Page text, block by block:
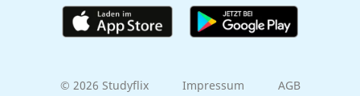
© 2026 Studyflix Impressum AGB